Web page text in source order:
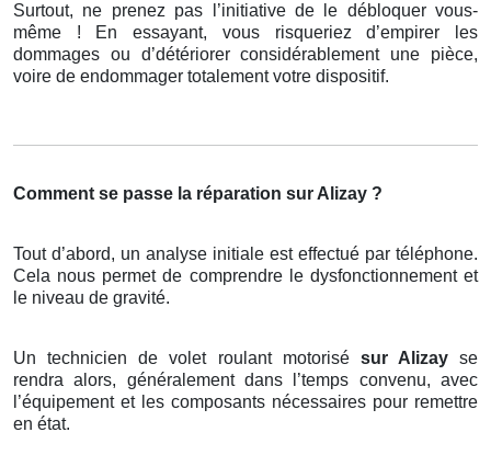
Surtout, ne prenez pas l’initiative de le débloquer vous-
même ! En essayant, vous risqueriez d’empirer les
dommages ou d’détériorer considérablement une pièce,
voire de endommager totalement votre dispositif.
Comment se passe la réparation sur Alizay ?
Tout d’abord, un analyse initiale est effectué par téléphone.
Cela nous permet de comprendre le dysfonctionnement et
le niveau de gravité.
Un technicien de volet roulant motorisé sur Alizay se
rendra alors, généralement dans l’temps convenu, avec
l’équipement et les composants nécessaires pour remettre
en état.